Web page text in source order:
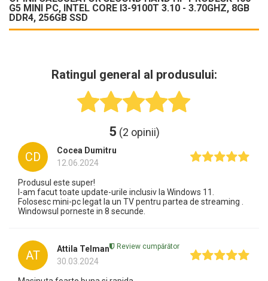
G5 MINI PC, INTEL CORE I3-9100T 3.10 - 3.70GHZ, 8GB
DDR4, 256GB SSD
Ratingul general al produsului:
5 (2 opinii)
CD
Cocea Dumitru
12.06.2024
Produsul este super!
I-am facut toate update-urile inclusiv la Windows 11.
Folosesc mini-pc legat la un TV pentru partea de streaming .
Windowsul porneste in 8 secunde.
AT
Attila Telman
30.03.2024
Review cumpărător